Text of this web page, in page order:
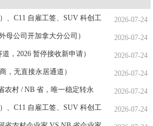
2026-07-24
、C11 自雇工签、SUV 科创工
2026-07-24
母公司开加拿大分公司）
2026-07-24
，2026 暂停接收新申请）
2026-07-24
，无直接永居通道）
2026-07-24
农村 / NB 省，唯一稳定转永
2026-07-24
、C11 自雇工签、SUV 科创工